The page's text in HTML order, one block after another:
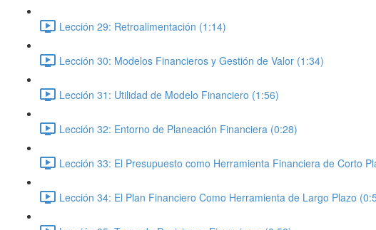
Lección 29: Retroalimentación (1:14)
Lección 30: Modelos Financieros y Gestión de Valor (1:34)
Lección 31: Utilidad de Modelo Financiero (1:56)
Lección 32: Entorno de Planeación Financiera (0:28)
Lección 33: El Presupuesto como Herramienta Financiera de Corto
Lección 34: El Plan Financiero Como Herramienta de Largo Plazo